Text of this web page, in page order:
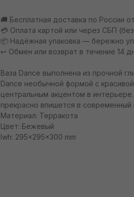
🚚 Бесплатная доставка по России
💳 Оплата картой или через СБП
📦 Надёжная упаковка — бережно
↩️ Обмен или возврат в течение 14
Ваза Dance выполнена из прочной
Dance необычной формой с
центральным акцентом в
прекрасно впишется в
Материал: Терракота
Цвет: Бежевый
lwh: 295x295x300 mm